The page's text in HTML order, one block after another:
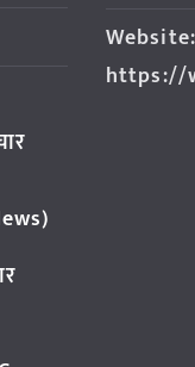
Website:
https://